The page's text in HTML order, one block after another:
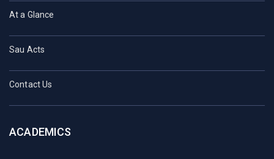
At a Glance
Sau Acts
Contact Us
ACADEMICS